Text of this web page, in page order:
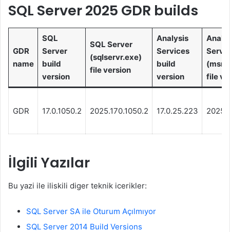
SQL Server 2025 GDR builds
GDR
name
SQL
Server
build
version
SQL Server
(sqlservr.exe)
file version
Analysis
Services
build
version
file
GDR 17.0.1050.2 2025.170.1050.2 17.0.25.223
İlgili Yazılar
Bu yazi ile iliskili diger teknik icerikler:
SQL Server SA ile Oturum Açılmıyor
SQL Server 2014 Build Versions